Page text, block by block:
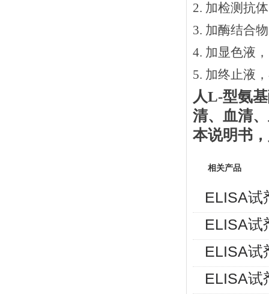
2. 加检测抗
3. 加酶结合
4. 加显色液
5. 加终止液
人L-型氨
清、血清
本说明书
相关产品
ELISA试
ELISA试
ELISA试
ELISA试